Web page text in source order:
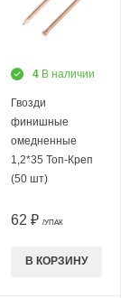
4 В наличии
Гвозди
финишные
омедненные
1,2*35 Топ-Креп
(50 шт)
62 ₽ /УПАК
В КОРЗИНУ